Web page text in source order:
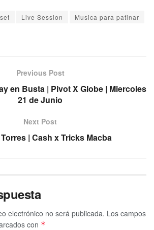
Live Session
Musica para patinar
Previous Post
en Busta | Pivot X Globe | Miercoles
21 de Junio
Next Post
| Cash x Tricks Macba
electrónico no será publicada. Los campos
con *